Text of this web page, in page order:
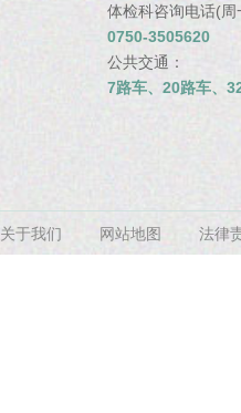
体检科咨询电话(
0750-3505620
公共交通：
7路车、20路车、
关于我们 网站地图 法律